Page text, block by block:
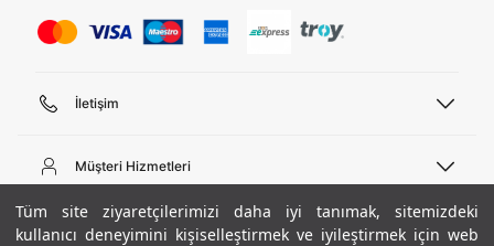
Tüm site ziyaretçilerimizi daha iyi tanımak, sitemizdeki
kullanıcı deneyimini kişiselleştirmek ve iyileştirmek için web
İletişim
444 02 00
Pazartesi - Cuma 09:00 - 18:00
E-posta
bilgi@underarmour.com
Müşteri Hizmetleri
Sipariş Sorgulama
Bize Ulaşın
Hakkımızda